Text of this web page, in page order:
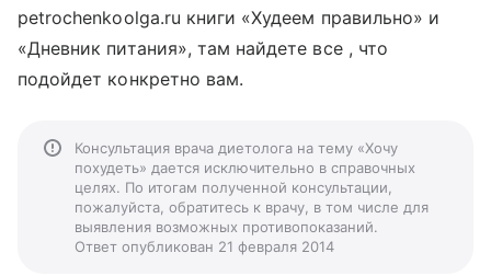
petrochenkoolga.ru книги «Худеем правильно» и
«Дневник питания», там найдете все , что
подойдет конкретно вам.
Консультация врача диетолога на тему «Хочу
похудеть» дается исключительно в справочных
целях. По итогам полученной консультации,
пожалуйста, обратитесь к врачу, в том числе для
выявления возможных противопоказаний.
Ответ опубликован 21 февраля 2014